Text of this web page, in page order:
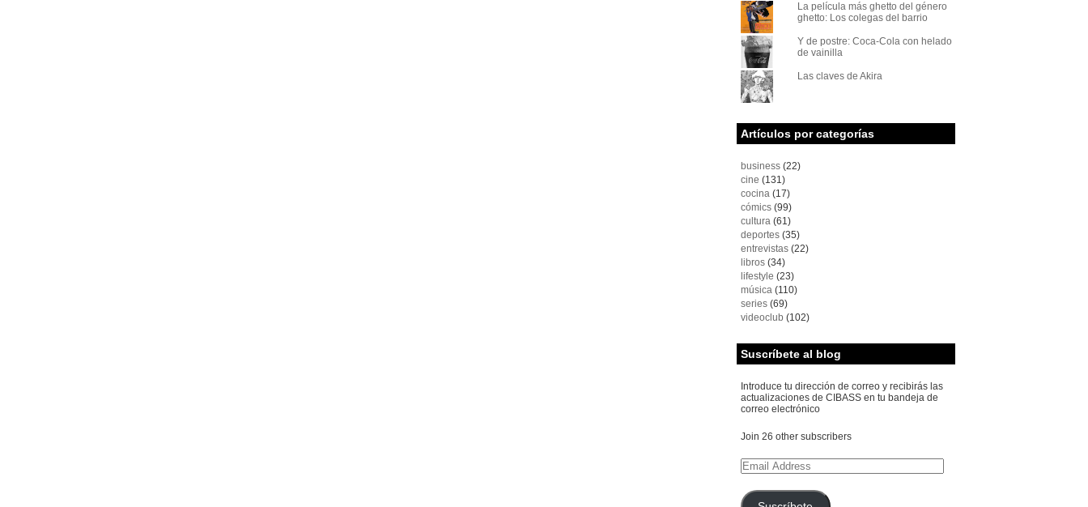
La película más ghetto del género
ghetto: Los colegas del barrio
Y de postre: Coca-Cola con helado
de vainilla
Las claves de Akira
Artículos por categorías
business(22)
cine (131)
cocina(17)
cómics(99)
cultura(61)
deportes(35)
entrevistas(22)
libros(34)
lifestyle (23)
música(110)
series(69)
videoclub (102)
Suscríbete al blog
Introduce tu dirección de correo y recibirás las
actualizaciones de CIBASS en tu bandeja de
correo electrónico
Join 26 other subscribers
Email
Address